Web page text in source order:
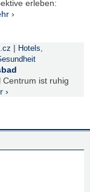
erleben:
›
| Hotels
Centrum ist ruhig
›